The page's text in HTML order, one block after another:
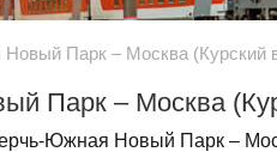
Парк – Москва (Курский
Парк – Москва
Южная Новый Парк –